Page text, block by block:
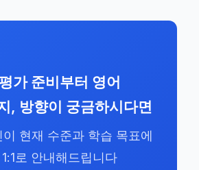
가 준비부터 영어
, 방향이 궁금하시다면
현재 수준과 학습 목표에
로 안내해드립니다